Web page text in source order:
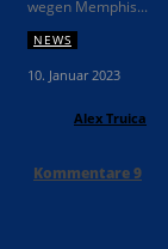
wegen Memphis...
NEWS
10. Januar 2023
Alex Truica
Kommentare9